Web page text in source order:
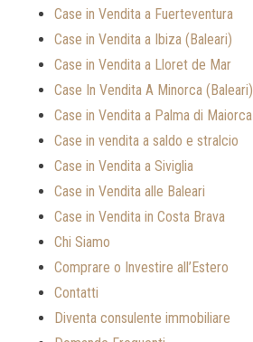
Case in Vendita a Fuerteventura
Case in Vendita a Ibiza (Baleari)
Case in Vendita a Lloret de Mar
Case In Vendita A Minorca (Baleari)
Case in Vendita a Palma di Maiorca
Case in vendita a saldo e stralcio
Case in Vendita a Siviglia
Case in Vendita alle Baleari
Case in Vendita in Costa Brava
Chi Siamo
Comprare o Investire all’Estero
Contatti
Diventa consulente immobiliare